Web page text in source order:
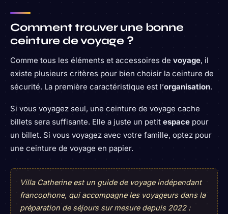
Comment trouver une bonne
ceinture de voyage ?
Comme tous les éléments et accessoires de voyage, il
existe plusieurs critères pour bien choisir la ceinture de
sécurité. La première caractéristique est l’organisation.
Si vous voyagez seul, une ceinture de voyage cache
billets sera suffisante. Elle a juste un petit espace pour
un billet. Si vous voyagez avec votre famille, optez pour
une ceinture de voyage en papier.
Villa Catherine est un guide de voyage indépendant
francophone, qui accompagne les voyageurs dans la
préparation de séjours sur mesure depuis 2022 :